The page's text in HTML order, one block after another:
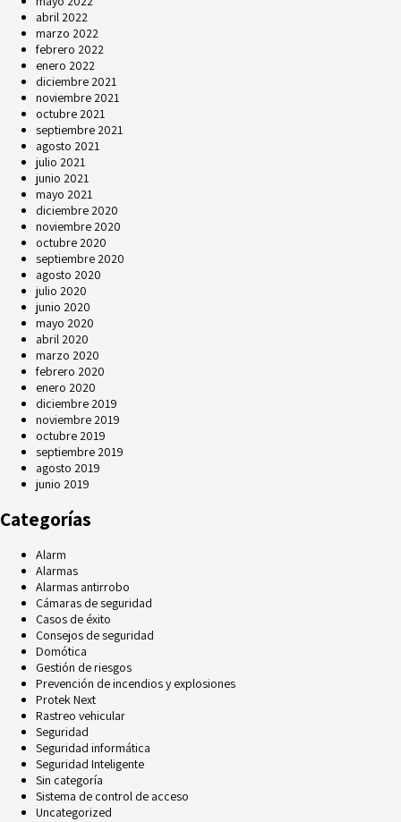
abril 2022
marzo 2022
febrero 2022
enero 2022
diciembre 2021
noviembre 2021
octubre 2021
septiembre 2021
agosto 2021
julio 2021
junio 2021
mayo 2021
diciembre 2020
noviembre 2020
octubre 2020
septiembre 2020
agosto 2020
julio 2020
junio 2020
mayo 2020
abril 2020
marzo 2020
febrero 2020
enero 2020
diciembre 2019
noviembre 2019
octubre 2019
septiembre 2019
agosto 2019
junio 2019
Categorías
Alarm
Alarmas
Alarmas antirrobo
Cámaras de seguridad
Casos de éxito
Consejos de seguridad
Domótica
Gestión de riesgos
Prevención de incendios y explosiones
Protek Next
Rastreo vehicular
Seguridad
Seguridad informática
Seguridad Inteligente
Sin categoría
Sistema de control de acceso
Uncategorized